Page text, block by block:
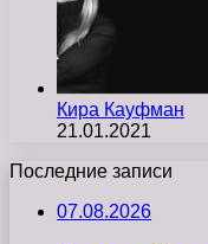
Кира Кауфман
21.01.2021
Последние записи
07.08.2026